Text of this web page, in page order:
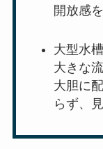
開放感
大型水
大きな
大胆に
らず、